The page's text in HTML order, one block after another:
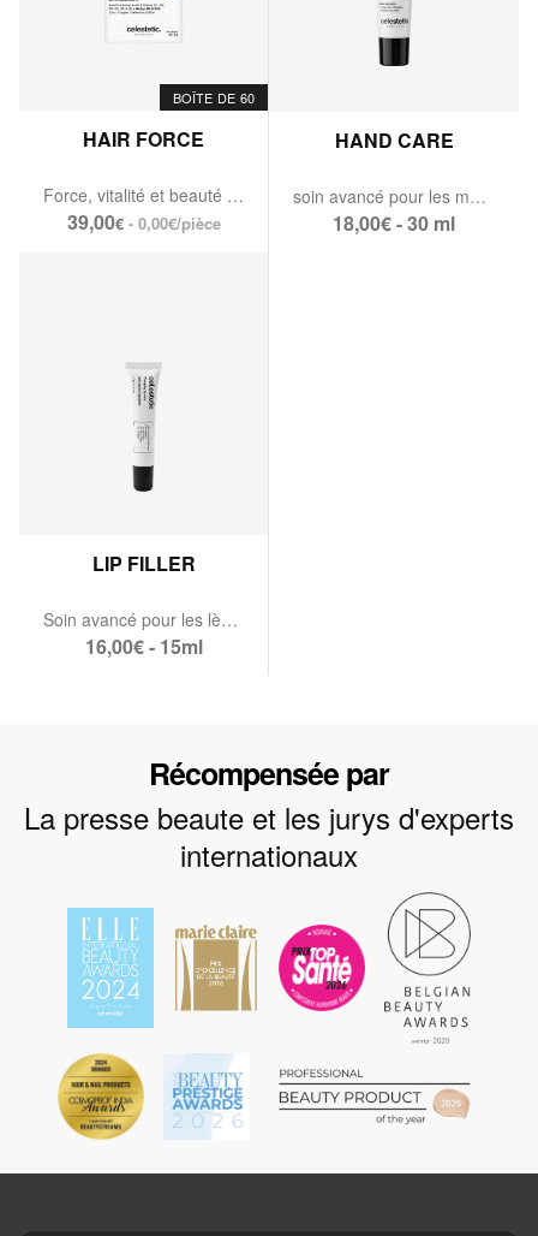
BOÎTE DE 60
HAIR FORCE
Force, vitalité et beauté des ongles et des cheveux
39,00€ - 0,00€/pièce
HAND CARE
soin avancé pour les mains.
18,00€ - 30 ml
LIP FILLER
Soin avancé pour les lèvres
16,00€ - 15ml
Récompensée par
La presse beaute et les jurys d'experts
internationaux